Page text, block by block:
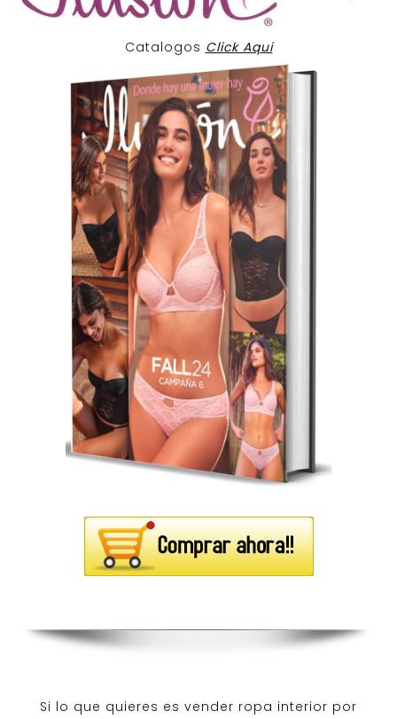
Catalogos Click Aqui
Si lo que quieres es vender ropa interior por